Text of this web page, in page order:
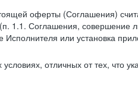
оферты (Соглашения)
1.1. Соглашения, совершение
или установка
отличных от тех, что